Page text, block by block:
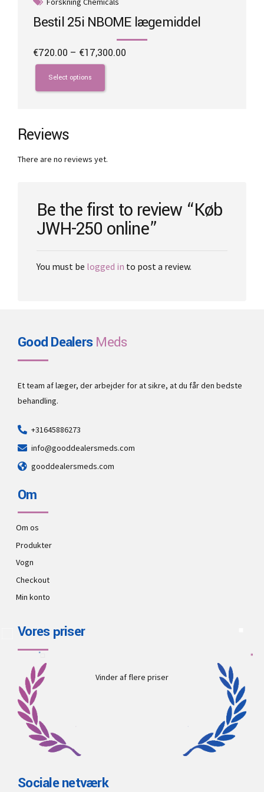
Bestil 25i NBOME lægemiddel
€720.00 – €17,300.00
Select options
This
product
has
The
options
be
the
product
page
Reviews
There are no reviews yet.
Be the first to review “Køb
JWH-250 online”
You must be logged in to post a review.
Good DealersMeds
Et team af læger, der arbejder for at sikre, at du får den bedste
behandling.
+31645886273
info@gooddealersmeds.com
gooddealersmeds.com
Om
Om os
Produkter
Vogn
Checkout
Min konto
Vores priser
Vinder af flere priser
Sociale netværk